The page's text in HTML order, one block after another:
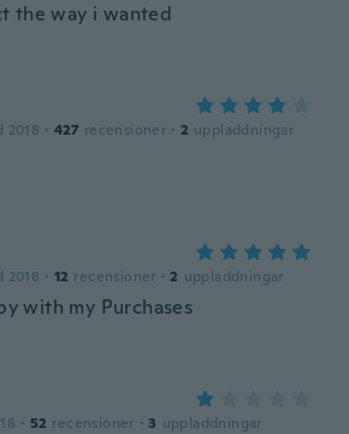
the way i wanted
2018 · 427 recensioner · 2 uppladdningar
2018 · 12 recensioner · 2 uppladdningar
with my Purchases
· 52 recensioner · 3 uppladdningar